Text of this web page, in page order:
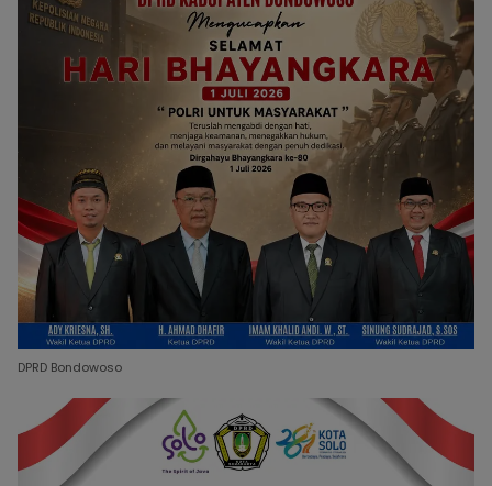
DPRD Bondowoso